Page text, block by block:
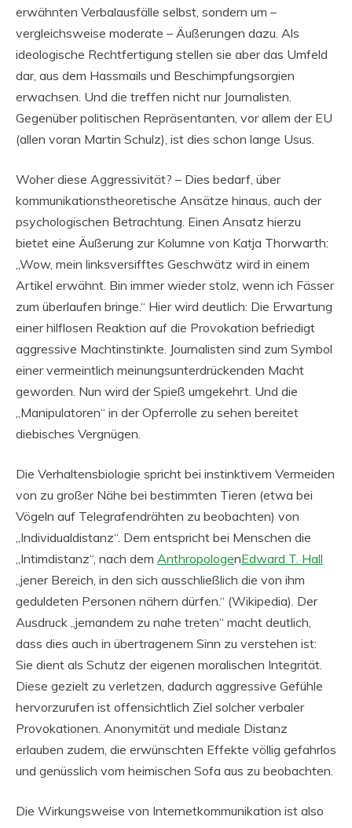
erwähnten Verbalausfälle selbst, sondern um –
vergleichsweise moderate – Äußerungen dazu. Als
ideologische Rechtfertigung stellen sie aber das Umfeld
dar, aus dem Hassmails und Beschimpfungsorgien
erwachsen. Und die treffen nicht nur Journalisten.
Gegenüber politischen Repräsentanten, vor allem der EU
(allen voran Martin Schulz), ist dies schon lange Usus.
Woher diese Aggressivität? – Dies bedarf, über
kommunikationstheoretische Ansätze hinaus, auch der
psychologischen Betrachtung. Einen Ansatz hierzu
bietet eine Äußerung zur Kolumne von Katja Thorwarth:
„Wow, mein linksversifftes Geschwätz wird in einem
Artikel erwähnt. Bin immer wieder stolz, wenn ich Fässer
zum überlaufen bringe.“ Hier wird deutlich: Die Erwartung
einer hilflosen Reaktion auf die Provokation befriedigt
aggressive Machtinstinkte. Journalisten sind zum Symbol
einer vermeintlich meinungsunterdrückenden Macht
geworden. Nun wird der Spieß umgekehrt. Und die
„Manipulatoren“ in der Opferrolle zu sehen bereitet
diebisches Vergnügen.
Die Verhaltensbiologie spricht bei instinktivem Vermeiden
von zu großer Nähe bei bestimmten Tieren (etwa bei
Vögeln auf Telegrafendrähten zu beobachten) von
„Individualdistanz“. Dem entspricht bei Menschen die
„Intimdistanz“, nach dem AnthropologenEdward T. Hall
„jener Bereich, in den sich ausschließlich die von ihm
geduldeten Personen nähern dürfen.“ (Wikipedia). Der
Ausdruck „jemandem zu nahe treten“ macht deutlich,
dass dies auch in übertragenem Sinn zu verstehen ist:
Sie dient als Schutz der eigenen moralischen Integrität.
Diese gezielt zu verletzen, dadurch aggressive Gefühle
hervorzurufen ist offensichtlich Ziel solcher verbaler
Provokationen. Anonymität und mediale Distanz
erlauben zudem, die erwünschten Effekte völlig gefahrlos
und genüsslich vom heimischen Sofa aus zu beobachten.
Die Wirkungsweise von Internetkommunikation ist also